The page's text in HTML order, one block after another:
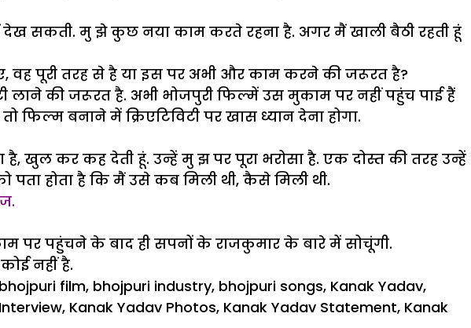
सकती. मु झे कुछ नया काम करते रहना है. अगर मैं खाली बैठी रहती हूं
वह पूरी तरह से है या इस पर अभी और काम करने की जरूरत है?
की जरूरत है. अभी भोजपुरी फिल्में उस मुकाम पर नहीं पहुंच पाई हैं
फिल्म बनाने में क्रिएटिविटी पर खास ध्यान देना होगा.
खुल कर कह देती हूं. उन्हें मु झ पर पूरा भरोसा है. एक दोस्त की तरह उन्हें
पता होता है कि मैं उसे कब मिली थी, कैसे मिली थी.
पर पहुंचने के बाद ही सपनों के राजकुमार के बारे में सोचूंगी.
नहीं है.
bhojpuri film, bhojpuri industry, bhojpuri songs, Kanak Yadav,
, Kanak Yadav Photos, Kanak Yadav Statement, Kanak